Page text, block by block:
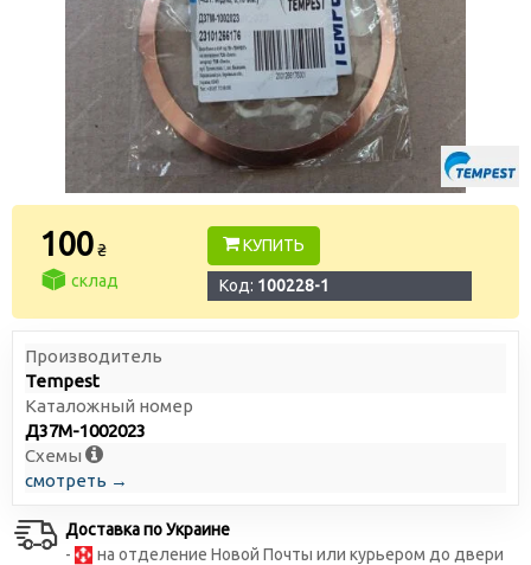
100₴
склад
КУПИТЬ
Код: 100228-1
Производитель
Tempest
Каталожный номер
Д37М-1002023
Схемы
смотреть →
Доставка по Украине
-
на отделение Новой Почты или курьером до двери